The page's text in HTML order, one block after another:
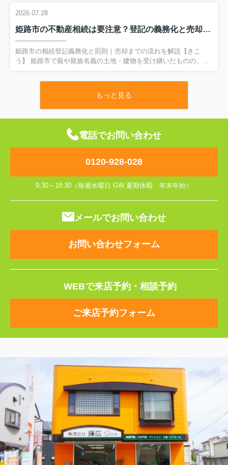
る場合、郊外エリアなら新築建売や築浅中古一戸建てなど、複数
など、検討すべきポイントは多く、何から考えれば良いのか分か
りにくいものです。 そこで本記事では、姫路市で家を買いたい方
に向けて、予算3,000万円でどのような暮らしが実現しやすいのか
を、FAQ形式で整理して解説します...
2026.07.28
姫路市の不動産相続は要注意？登記の義務化と売却の流れを解説
姫路市の相続登記義務化と罰則｜売却までの流れを解説【きこ
う】 姫路市で親や親族名義の土地・建物を受け継いだものの、相
からず、そのまま時間だけが過ぎていないでしょうか。 令和6年4
円以下の過料の対象となる可能性があります。特に将来的に売却
を考えている方にとって、登記を放置することは大きなリスクに
なります。 本記事では、相続登記の義務化のポイントと罰則の仕
組み、必要な手続きの流れをFAQ形式で分かりやすく整理し、過
料を避けながら安心して不動産を売却するための...
もっと見る
電話でお問い合わせ
0120-928-028
9:30～18:30（毎週水曜日 GW 夏期休暇 年末年始）
メールでお問い合わせ
お問い合わせフォーム
WEBで来店予約・相談予約
ご来店予約フォーム